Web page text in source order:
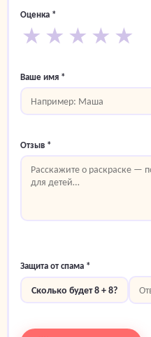
Оценка *
★ ★ ★ ★ ★
Ваше имя *
Отзыв *
Защита от спама *
Сколько будет 8 + 8?